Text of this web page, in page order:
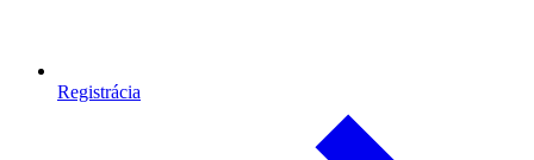
Registrácia